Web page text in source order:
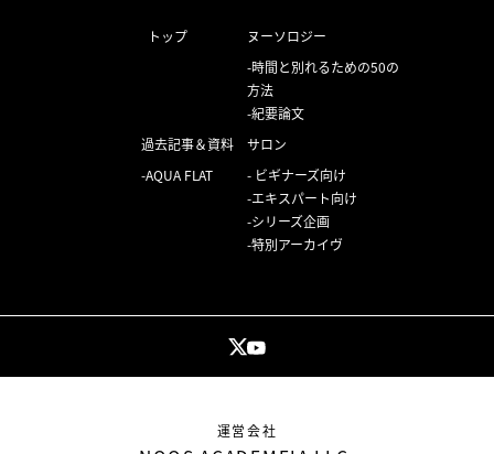
トップ
ヌーソロジー
時間と別れるための50の
方法
紀要論文
過去記事＆資料
AQUA FLAT
サロン
ビギナーズ向け
エキスパート向け
シリーズ企画
特別アーカイヴ
運営会社